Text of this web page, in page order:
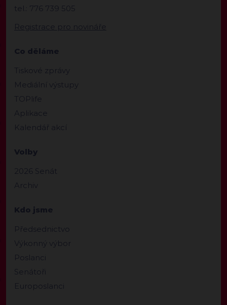
tel.: 776 739 505
Registrace pro novináře
Co děláme
Tiskové zprávy
Mediální výstupy
TOPlife
Aplikace
Kalendář akcí
Volby
2026 Senát
Archiv
Kdo jsme
Předsednictvo
Výkonný výbor
Poslanci
Senátoři
Europoslanci